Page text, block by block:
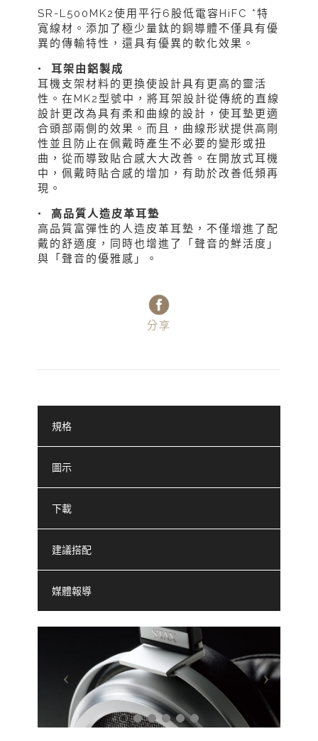
SR-L500MK2使用平行6股低電容HiFC *特
寬線材。添加了極少量鈦的銅導體不僅具有優
異的傳輸特性，還具有優異的軟化效果。
• 耳架由鋁製成
耳機支架材料的更換使設計具有更高的靈活
性。在MK2型號中，將耳架設計從傳統的直線
設計更改為具有柔和曲線的設計，使耳墊更適
合頭部兩側的效果。而且，曲線形狀提供高剛
性並且防止在佩戴時產生不必要的變形或扭
曲，從而導致貼合感大大改善。在開放式耳機
中，佩戴時貼合感的增加，有助於改善低頻再
現。
• 高品質人造皮革耳墊
高品質富彈性的人造皮革耳墊，不僅增進了配
戴的舒適度，同時也增進了「聲音的鮮活度」
與「聲音的優雅感」。
分享
規格
圖示
下載
建議搭配
媒體報導